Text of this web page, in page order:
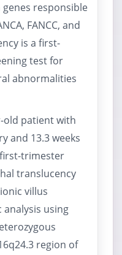
responsible
FANCC, and
is a first-
test for
abnormalities
old patient with
and 13.3 weeks
trimester
translucency
villus
using
region of